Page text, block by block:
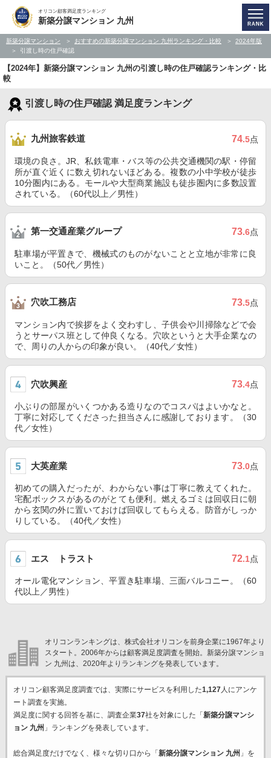
オリコン顧客満足度ランキング
新築分譲マンション 九州
新築分譲マンション おすすめの新築分譲マンション 九州ランキング・比較
2024年版
引渡し時の住戸確認
【2024年】新築分譲マンション 九州の引渡し時の住戸確認ランキング・比
較
引渡し時の住戸確認 満足度ランキング
九州旅客鉄道 74.5点
環境の良さ。JR、私鉄電車・バス等の公共交通機関の駅・停留
所が直ぐ近くに数え切れないほどある。複数の小中学校が徒歩
10分圏内にある。モールや大型商業施設も徒歩圏内に多数設置
されている。（60代以上／男性）
第一交通産業グループ 73.6点
駐車場が平置きで、機械式のものがないことと立地が非常に良
いこと。（50代／男性）
穴吹工務店 73.5点
マンション内で挨拶をよく交わすし、子供会や川掃除などで会
うとサーパス班として仲良くなる。穴吹というと大手企業なの
で、周りの人からの印象が良い。（40代／女性）
穴吹興産 73.4点
小ぶりの部屋がいくつかある造りなのでコスパはよいかなと。
丁寧に対応してくださった担当さんに感謝しております。（30
代／女性）
大英産業 73.0点
初めての購入だったが、わからない事は丁寧に教えてくれた。
宅配ボックスがあるのがとても便利。燃えるゴミは回収日に朝
から玄関の外に置いておけば回収してもらえる。防音がしっか
りしている。（40代／女性）
エス トラスト 72.1点
オール電化マンション、平置き駐車場、三面バルコニー。（60
代以上／男性）
オリコンランキングは、株式会社オリコンを前身企業に1967年より
スタート。2006年からは顧客満足度調査を開始。新築分譲マンショ
ン 九州は、2020年よりランキングを発表しています。
オリコン顧客満足度調査では、実際にサービスを利用した1,127人にアンケ
ート調査を実施。
満足度に関する回答を基に、調査企業37社を対象にした「 新築分譲マンシ
ョン 九州 」ランキングを発表しています。
総合満足度だけでなく、様々な切り口から「 新築分譲マンション 九州 」を